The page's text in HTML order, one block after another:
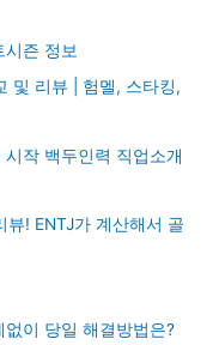
즌 정보
및 리뷰 | 험멜, 스타킹,
작 백두인력 직업소개
! ENTJ가 계산해서 골
이 당일 해결방법은?